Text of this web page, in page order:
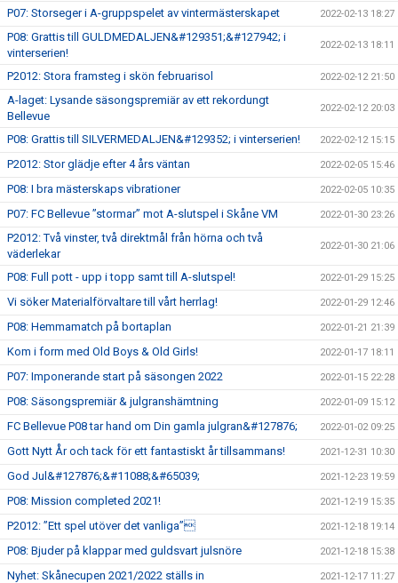
P07: Storseger i A-gruppspelet av vintermästerskapet 2022-02-13 18:27
P08: Grattis till GULDMEDALJEN&#129351;&#127942; i
vinterserien!
2022-02-13 18:11
P2012: Stora framsteg i skön februarisol 2022-02-12 21:50
A-laget: Lysande säsongspremiär av ett rekordungt
Bellevue
2022-02-12 20:03
P08: Grattis till SILVERMEDALJEN&#129352; i vinterserien! 2022-02-12 15:15
P2012: Stor glädje efter 4 års väntan 2022-02-05 15:46
P08: I bra mästerskaps vibrationer 2022-02-05 10:35
P07: FC Bellevue ”stormar” mot A-slutspel i Skåne VM 2022-01-30 23:26
P2012: Två vinster, två direktmål från hörna och två
väderlekar
2022-01-30 21:06
P08: Full pott - upp i topp samt till A-slutspel! 2022-01-29 15:25
Vi söker Materialförvaltare till vårt herrlag! 2022-01-29 12:46
P08: Hemmamatch på bortaplan 2022-01-21 21:39
Kom i form med Old Boys & Old Girls! 2022-01-17 18:11
P07: Imponerande start på säsongen 2022 2022-01-15 22:28
P08: Säsongspremiär & julgranshämtning 2022-01-09 15:12
FC Bellevue P08 tar hand om Din gamla julgran&#127876; 2022-01-02 09:25
Gott Nytt År och tack för ett fantastiskt år tillsammans! 2021-12-31 10:30
God Jul&#127876;&#11088;&#65039; 2021-12-23 19:59
P08: Mission completed 2021! 2021-12-19 15:35
P2012: ”Ett spel utöver det vanliga” 2021-12-18 19:14
P08: Bjuder på klappar med guldsvart julsnöre 2021-12-18 15:38
Nyhet: Skånecupen 2021/2022 ställs in 2021-12-17 11:27